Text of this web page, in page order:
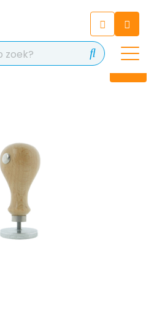
met onze chatbot